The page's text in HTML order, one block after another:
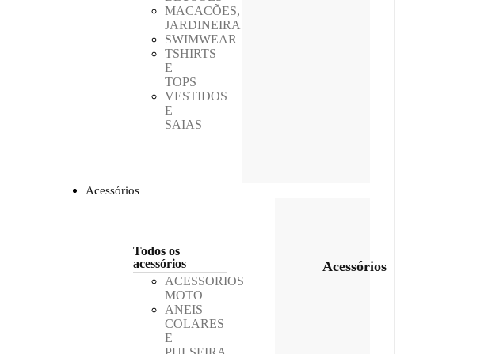
MACACÕES,
JARDINEIRAS
SWIMWEAR
TSHIRTS
E
TOPS
VESTIDOS
E
SAIAS
Acessórios
Todos os
acessórios
ACESSORIOS
MOTO
ANEIS
COLARES
E
Acessórios